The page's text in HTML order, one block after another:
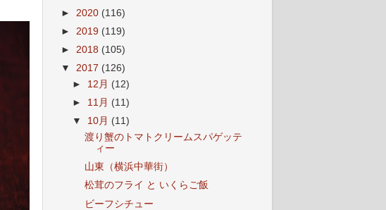
► 2020 (116)
► 2019 (119)
► 2018 (105)
▼ 2017 (126)
► 12月 (12)
► 11月 (11)
▼ 10月 (11)
渡り蟹のトマトクリームスパゲッテ
ィー
山東（横浜中華街）
松茸のフライ と いくらご飯
ビーフシチュー